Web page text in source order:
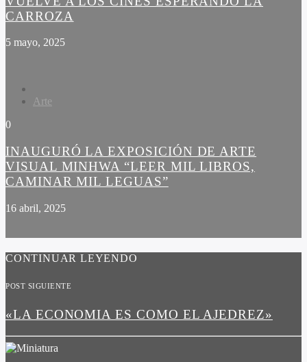
CARROZA
5 mayo, 2025
Arte
0
INAUGURÓ LA EXPOSICIÓN DE ARTE
VISUAL MINHWA “LEER MIL LIBROS,
CAMINAR MIL LEGUAS”
16 abril, 2025
CONTINUAR LEYENDO
POST SIGUIENTE
«LA ECONOMIA ES COMO EL AJEDREZ»